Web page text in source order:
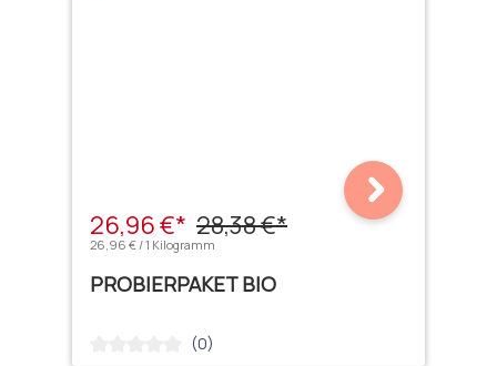
26,96 €* 28,38 €*
26,96 € / 1 Kilogramm
PROBIERPAKET BIO
Durchschnittliche Bewertung von 0 von 5 Sternen
(0)